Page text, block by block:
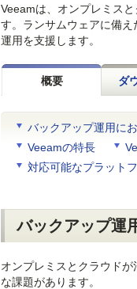
Veeamは、オンプレミス
す。ランサムウェアに備
運用を支援します。
概要 ダ
バックアップ運用に
Veeamの特長
対応可能なプラット
バックアップ運
オンプレミスとクラウド
な課題があります。